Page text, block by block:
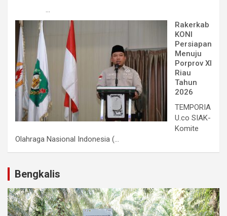
...
Rakerkab
KONI
Persiapan
Menuju
Porprov XI
Riau
Tahun
2026
TEMPORIA
U.co SIAK-
Komite
Olahraga Nasional Indonesia (...
Bengkalis